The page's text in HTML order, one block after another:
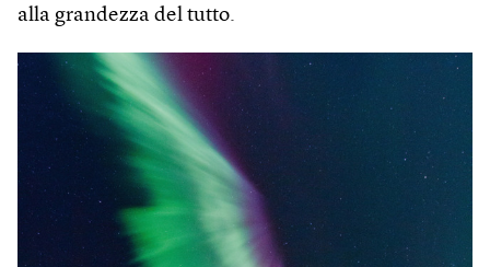
alla grandezza del tutto.